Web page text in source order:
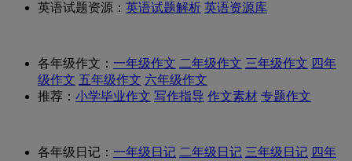
英语试题资源： 英语试题解析 英语资源库
各年级作文： 一年级作文 二年级作文 三年级作文 四年
级作文 五年级作文 六年级作文
推荐： 小学毕业作文 写作指导 作文素材 专题作文
各年级日记： 一年级日记 二年级日记 三年级日记 四年